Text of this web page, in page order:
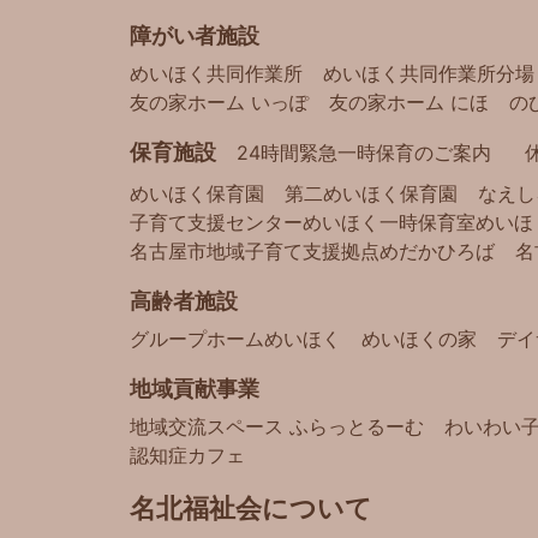
障がい者施設
めいほく共同作業所
めいほく共同作業所分場
友の家ホーム いっぽ
友の家ホーム にほ の
保育施設 24時間緊急一時保育のご案内
めいほく保育園
第二めいほく保育園
なえ
子育て支援センターめいほく 一時保育室めいほ
名古屋市地域子育て支援拠点めだかひろば
高齢者施設
グループホームめいほく めいほくの家 デ
地域貢献事業
地域交流スペース ふらっとるーむ
わいわい
認知症カフェ
名北福祉会について